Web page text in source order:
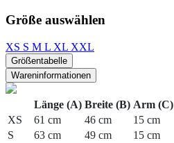
Größe auswählen
XS S M L XL XXL
Größentabelle
Wareninformationen
Länge (A) Breite (B) Arm (C)
XS
61 cm 46 cm
15 cm
S
63 cm 49 cm
15 cm